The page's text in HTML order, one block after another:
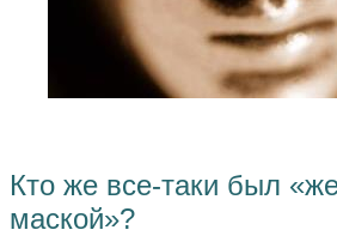
Кто же все-таки был
маской»?